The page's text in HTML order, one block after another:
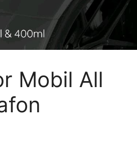
Mobil All